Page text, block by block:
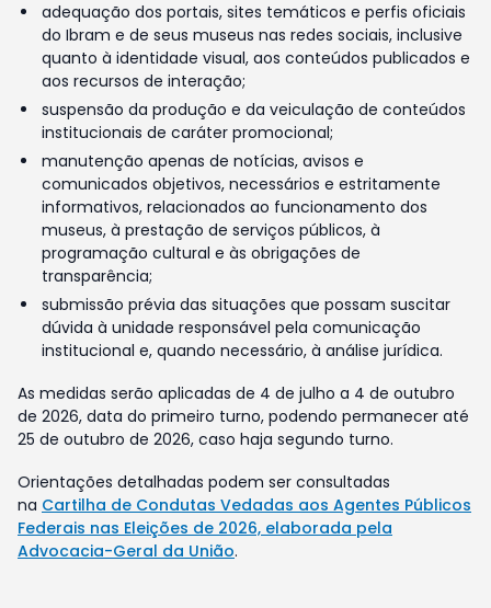
adequação dos portais, sites temáticos e perfis oficiais
do Ibram e de seus museus nas redes sociais, inclusive
quanto à identidade visual, aos conteúdos publicados e
aos recursos de interação;
suspensão da produção e da veiculação de conteúdos
institucionais de caráter promocional;
manutenção apenas de notícias, avisos e
comunicados objetivos, necessários e estritamente
informativos, relacionados ao funcionamento dos
museus, à prestação de serviços públicos, à
programação cultural e às obrigações de
transparência;
submissão prévia das situações que possam suscitar
dúvida à unidade responsável pela comunicação
institucional e, quando necessário, à análise jurídica.
As medidas serão aplicadas de 4 de julho a 4 de outubro
de 2026, data do primeiro turno, podendo permanecer até
25 de outubro de 2026, caso haja segundo turno.
Orientações detalhadas podem ser consultadas
na Cartilha de Condutas Vedadas aos Agentes Públicos
Federais nas Eleições de 2026, elaborada pela
Advocacia-Geral da União.